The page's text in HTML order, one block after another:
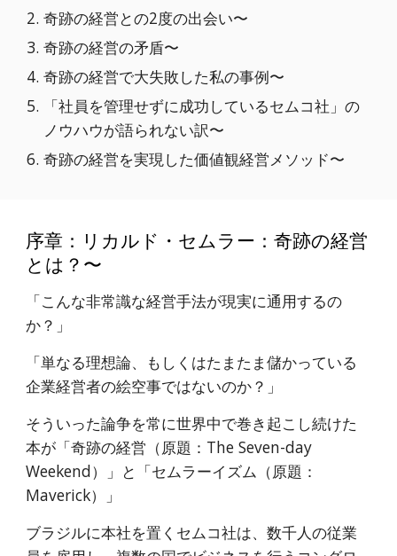
奇跡の経営との2度の出会い〜
奇跡の経営の矛盾〜
奇跡の経営で大失敗した私の事例〜
「社員を管理せずに成功しているセムコ社」の
ノウハウが語られない訳〜
奇跡の経営を実現した価値観経営メソッド〜
序章：リカルド・セムラー：奇跡の経営
とは？〜
「こんな非常識な経営手法が現実に通用するの
か？」
「単なる理想論、もしくはたまたま儲かっている
企業経営者の絵空事ではないのか？」
そういった論争を常に世界中で巻き起こし続けた
本が「奇跡の経営（原題：The Seven-day
Weekend）」と「セムラーイズム（原題：
Maverick）」
ブラジルに本社を置くセムコ社は、数千人の従業